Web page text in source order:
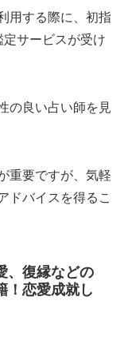
用する際に、初指
サービスが受け
の良い占い師を見
重要ですが、気軽
ドバイスを得るこ
、復縁などの
！恋愛成就し